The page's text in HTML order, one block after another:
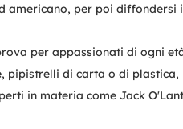
per poi
per appassionati di ogni
, pipistrelli di carta o di plastica,
in materia come Jack